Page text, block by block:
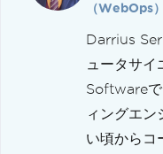
（WebOps）
Darrius
ュータサ
Software
ィングエン
い頃からコ